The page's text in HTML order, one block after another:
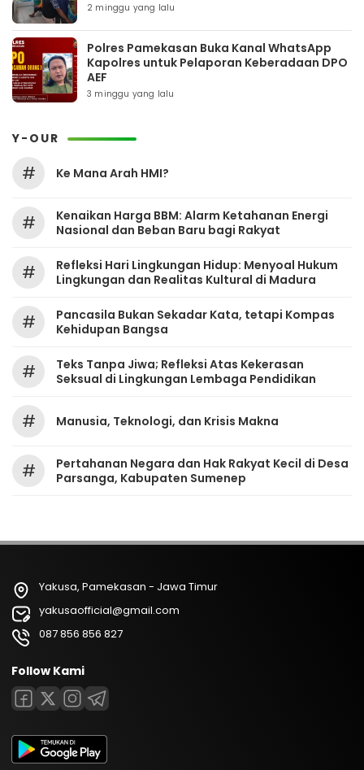
2 minggu yang lalu
Polres Pamekasan Buka Kanal WhatsApp
Kapolres untuk Pelaporan Keberadaan DPO
AEF
3 minggu yang lalu
Y-OUR
# Ke Mana Arah HMI?
#
Kenaikan Harga BBM: Alarm Ketahanan Energi
Nasional dan Beban Baru bagi Rakyat
#
Refleksi Hari Lingkungan Hidup: Menyoal Hukum
Lingkungan dan Realitas Kultural di Madura
#
Pancasila Bukan Sekadar Kata, tetapi Kompas
Kehidupan Bangsa
#
Teks Tanpa Jiwa; Refleksi Atas Kekerasan
Seksual di Lingkungan Lembaga Pendidikan
# Manusia, Teknologi, dan Krisis Makna
#
Pertahanan Negara dan Hak Rakyat Kecil di Desa
Parsanga, Kabupaten Sumenep
Yakusa, Pamekasan - Jawa Timur
yakusaofficial@gmail.com
087 856 856 827
Follow Kami